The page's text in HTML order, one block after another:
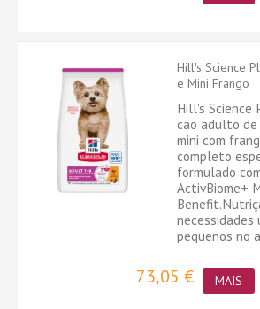
Hill's Science
e Mini Frango
Hill's Science
cão adulto de
mini com
completo
formulado
ActivBiome+
necessidades
pequenos no
73,05 € MAIS